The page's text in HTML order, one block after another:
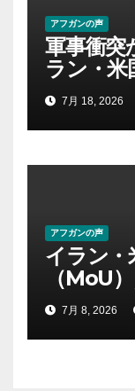
アフガンの声
軍事衝突
ラン・米
の中東に
界秩序の
7月 18, 2026
アフガンの声
イラン・
（MoU
それとも
りか？
7月 8, 2026